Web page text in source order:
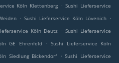
Köln Klettenberg . Sushi Lieferservice
. Sushi Lieferservice Köln Lövenich .
Köln Deutz . Sushi Lieferservice
GE Ehrenfeld . Sushi Lieferservice Köln
Siedlung Bickendorf . Sushi Lieferservice